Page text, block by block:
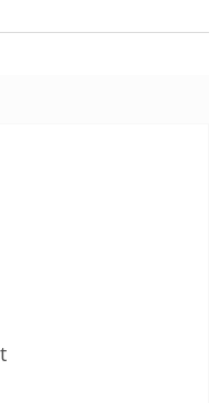
5 z 5 hvězdiček.
5 z 5 hvězdiček.
5 z 5 hvězdiček.